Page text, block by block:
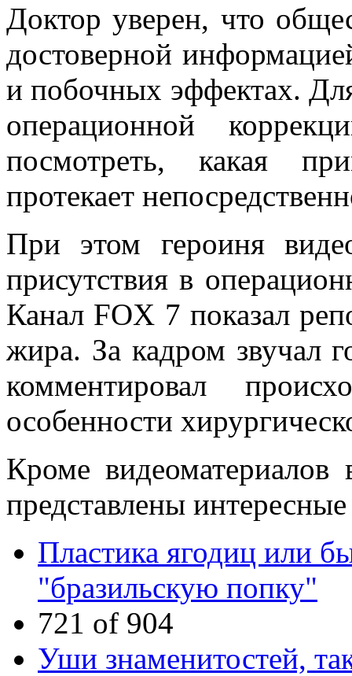
Доктор уверен, что
достоверной
и побочных эффектах.
операционной
посмотреть, какая
протекает
При этом героиня
присутствия в
Канал FOX 7 показал
жира. За кадром звучал
комментировал
особенности
Кроме видеоматериалов
представлены
Пластика ягодиц или
"бразильскую попку"
721 of 904
Уши знаменитостей,